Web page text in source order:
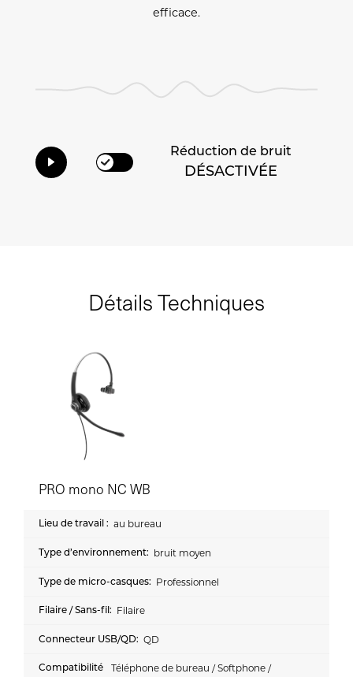
efficace.
Réduction de bruit
DÉSACTIVÉE
Détails Techniques
PRO mono NC WB
au bureau
bruit moyen
Professionnel
Filaire
QD
Téléphone de bureau / Softphone /